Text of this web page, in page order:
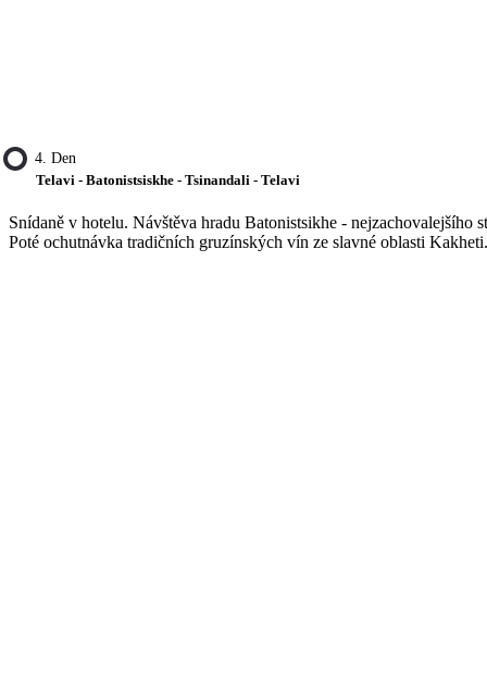
4. Den
Telavi - Batonistsiskhe - Tsinandali - Telavi
Snídaně v hotelu. Návštěva hradu Batonistsikhe - nejzachovalejšího
Poté ochutnávka tradičních gruzínských vín ze slavné oblasti